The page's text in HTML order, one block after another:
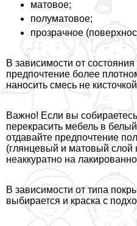
матовое;
полуматовое;
прозрачное
В зависимости от
предпочтение более
наносить смесь не
Важно! Если вы
перекрасить мебель в
отдавайте предпочтение
(глянцевый и матовый слой
неаккуратно на
В зависимости от типа
выбирается и краска с